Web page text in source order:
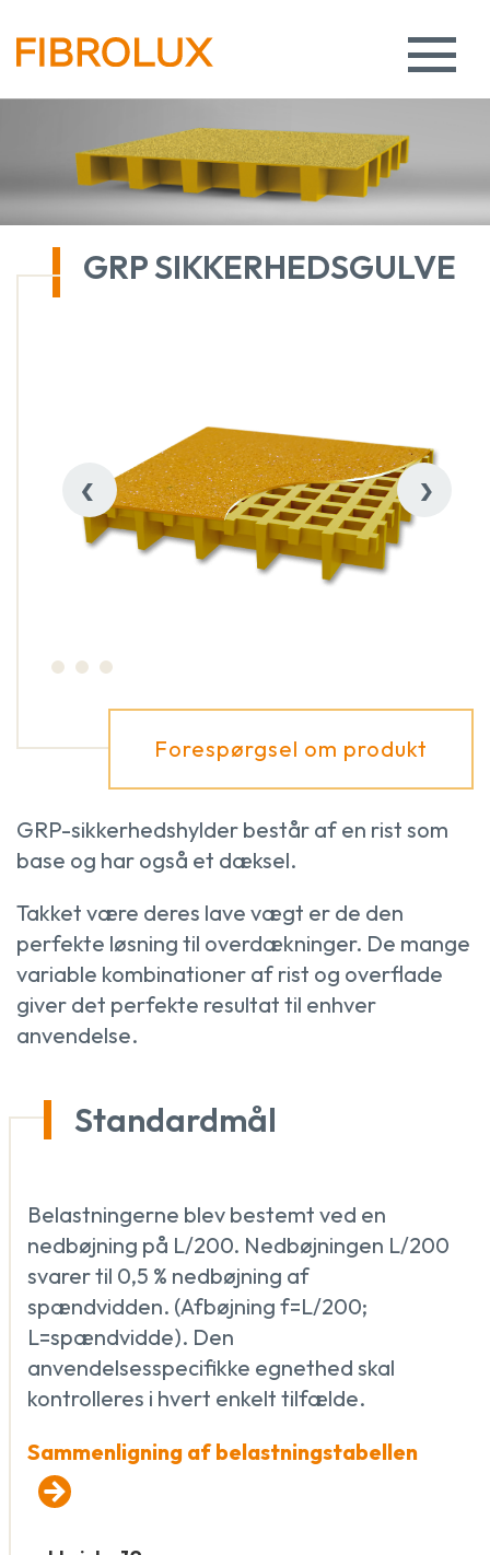
‹ ›
Forespørgsel om produkt
GRP SIKKERHEDSGULVE
GRP-sikkerhedshylder består af en rist som
base og har også et dæksel.
Takket være deres lave vægt er de den
perfekte løsning til overdækninger. De mange
variable kombinationer af rist og overflade
giver det perfekte resultat til enhver
anvendelse.
Standardmål
Belastningerne blev bestemt ved en
nedbøjning på L/200. Nedbøjningen L/200
svarer til 0,5 % nedbøjning af
spændvidden. (Afbøjning f=L/200;
L=spændvidde). Den
anvendelsesspecifikke egnethed skal
kontrolleres i hvert enkelt tilfælde.
Sammenligning af belastningstabellen